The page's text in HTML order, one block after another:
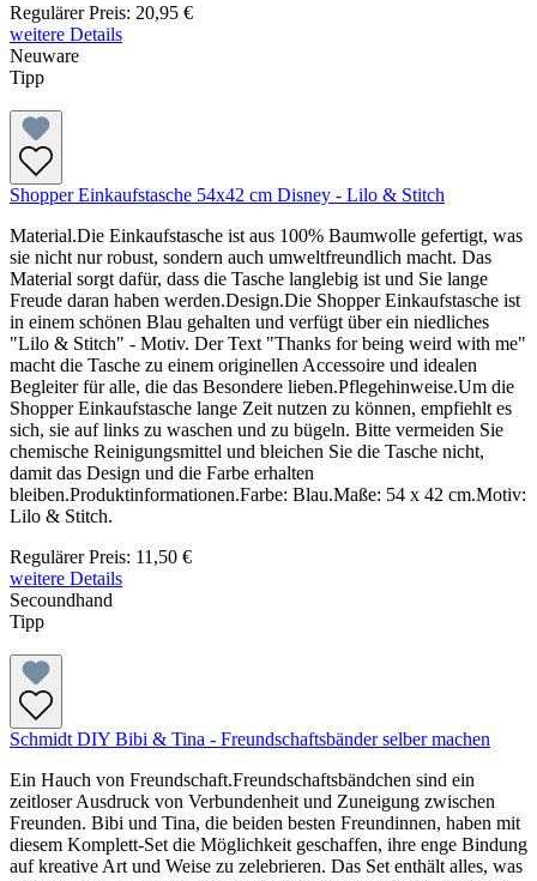
Regulärer Preis: 20,95 €
weitere Details
Neuware
Tipp
Shopper Einkaufstasche 54x42 cm Disney - Lilo & Stitch
Material.Die Einkaufstasche ist aus 100% Baumwolle gefertigt, was
sie nicht nur robust, sondern auch umweltfreundlich macht. Das
Material sorgt dafür, dass die Tasche langlebig ist und Sie lange
Freude daran haben werden.Design.Die Shopper Einkaufstasche ist
in einem schönen Blau gehalten und verfügt über ein niedliches
"Lilo & Stitch" - Motiv. Der Text "Thanks for being weird with me"
macht die Tasche zu einem originellen Accessoire und idealen
Begleiter für alle, die das Besondere lieben.Pflegehinweise.Um die
Shopper Einkaufstasche lange Zeit nutzen zu können, empfiehlt es
sich, sie auf links zu waschen und zu bügeln. Bitte vermeiden Sie
chemische Reinigungsmittel und bleichen Sie die Tasche nicht,
damit das Design und die Farbe erhalten
bleiben.Produktinformationen.Farbe: Blau.Maße: 54 x 42 cm.Motiv:
Lilo & Stitch.
Regulärer Preis: 11,50 €
weitere Details
Secoundhand
Tipp
Schmidt DIY Bibi & Tina - Freundschaftsbänder selber machen
Ein Hauch von Freundschaft.Freundschaftsbändchen sind ein
zeitloser Ausdruck von Verbundenheit und Zuneigung zwischen
Freunden. Bibi und Tina, die beiden besten Freundinnen, haben mit
diesem Komplett-Set die Möglichkeit geschaffen, ihre enge Bindung
auf kreative Art und Weise zu zelebrieren. Das Set enthält alles, was